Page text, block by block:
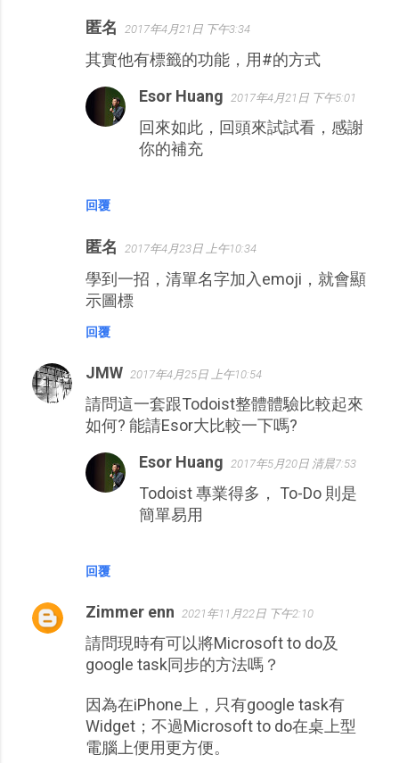
匿名 2017年4月21日 下午3:34
其實他有標籤的功能，用#的方式
回覆
Esor Huang 2017年4月21日 下午5:01
回來如此，回頭來試試看，感謝
你的補充
匿名 2017年4月23日 上午10:34
學到一招，清單名字加入emoji，就會顯
示圖標
回覆
JMW 2017年4月25日 上午10:54
請問這一套跟Todoist整體體驗比較起來
如何? 能請Esor大比較一下嗎?
回覆
Esor Huang 2017年5月20日 清晨7:53
Todoist 專業得多， To-Do 則是
簡單易用
Zimmer enn 2021年11月22日 下午2:10
請問現時有可以將Microsoft to do及
google task同步的方法嗎？
因為在iPhone上，只有google task有
Widget；不過Microsoft to do在桌上型
電腦上便用更方便。